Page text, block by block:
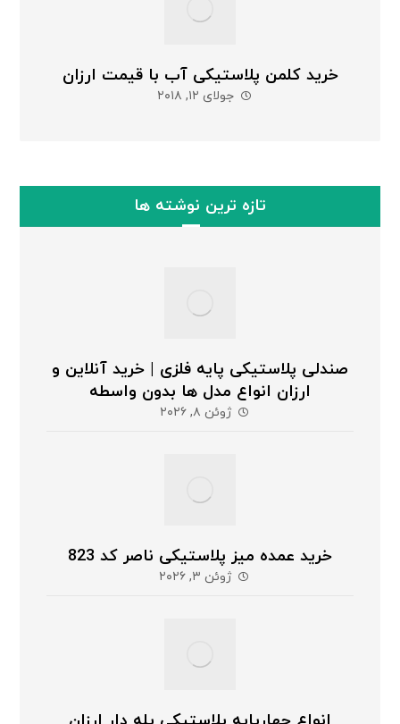
خرید کلمن پلاستیکی آب با قیمت ارزان
جولای ۱۲, ۲۰۱۸
تازه ترین نوشته ها
صندلی پلاستیکی پایه فلزی | خرید آنلاین و
ارزان انواع مدل ها بدون واسطه
ژوئن ۸, ۲۰۲۶
خرید عمده میز پلاستیکی ناصر کد 823
ژوئن ۳, ۲۰۲۶